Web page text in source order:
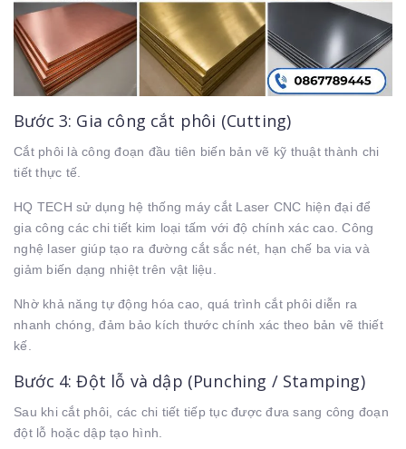
Bước 3: Gia công cắt phôi (Cutting)
Cắt phôi là công đoạn đầu tiên biến bản vẽ kỹ thuật thành chi
tiết thực tế.
HQ TECH sử dụng hệ thống máy cắt Laser CNC hiện đại để
gia công các chi tiết kim loại tấm với độ chính xác cao. Công
nghệ laser giúp tạo ra đường cắt sắc nét, hạn chế ba via và
giảm biến dạng nhiệt trên vật liệu.
Nhờ khả năng tự động hóa cao, quá trình cắt phôi diễn ra
nhanh chóng, đảm bảo kích thước chính xác theo bản vẽ thiết
kế.
Bước 4: Đột lỗ và dập (Punching / Stamping)
Sau khi cắt phôi, các chi tiết tiếp tục được đưa sang công đoạn
đột lỗ hoặc dập tạo hình.